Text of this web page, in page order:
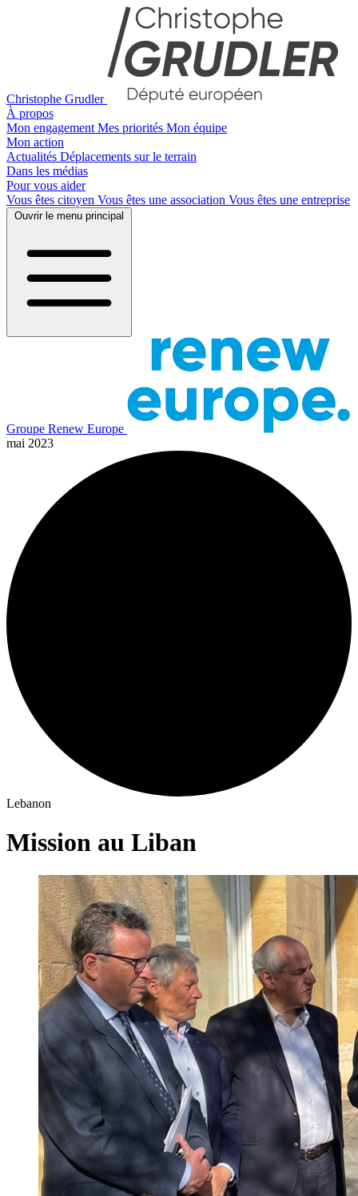
Christophe Grudler
À propos
Mon engagement Mes priorités Mon équipe
Mon action
Actualités Déplacements sur le terrain
Dans les médias
Pour vous aider
Vous êtes citoyen Vous êtes une association Vous êtes une entreprise
Ouvrir le menu principal
Groupe Renew Europe
mai 2023
Lebanon
Mission au Liban